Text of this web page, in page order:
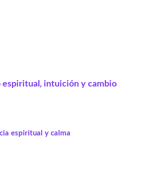
espiritual, intuición y cambio